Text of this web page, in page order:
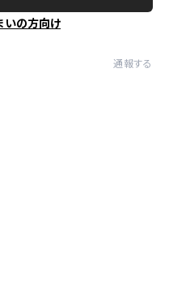
いの方向け
通報する